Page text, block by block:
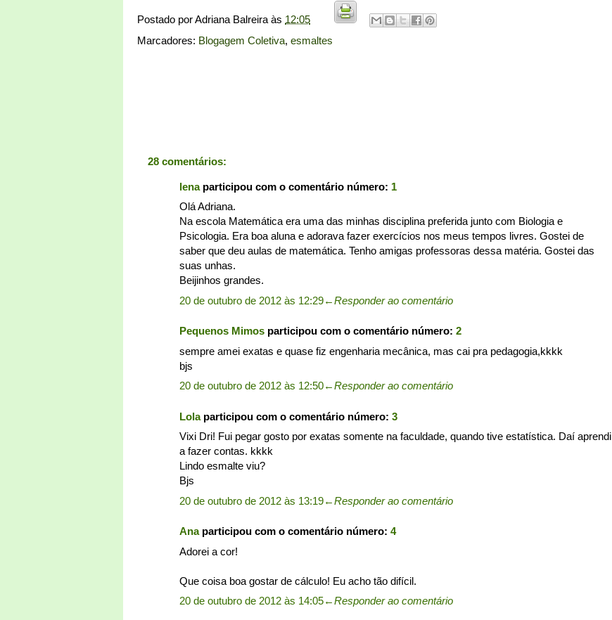
Postado porAdriana Balreira às 12:05
Marcadores: Blogagem Coletiva, esmaltes
28 comentários:
lenaparticipou com o comentário número: 1
Olá Adriana.
Na escola Matemática era uma das minhas disciplina preferida junto com Biologia e
Psicologia. Era boa aluna e adorava fazer exercícios nos meus tempos livres. Gostei de
saber que deu aulas de matemática. Tenho amigas professoras dessa matéria. Gostei das
suas unhas.
Beijinhos grandes.
20 de outubro de 2012 às 12:29←Responder ao comentário
Pequenos Mimos participou com o comentário número: 2
sempre amei exatas e quase fiz engenharia mecânica, mas cai pra pedagogia,kkkk
bjs
20 de outubro de 2012 às 12:50←Responder ao comentário
Lolaparticipou com o comentário número: 3
Vixi Dri! Fui pegar gosto por exatas somente na faculdade, quando tive estatística. Daí aprendi
a fazer contas. kkkk
Lindo esmalte viu?
Bjs
20 de outubro de 2012 às 13:19←Responder ao comentário
Anaparticipou com o comentário número: 4
Adorei a cor!
Que coisa boa gostar de cálculo! Eu acho tão difícil.
20 de outubro de 2012 às 14:05←Responder ao comentário